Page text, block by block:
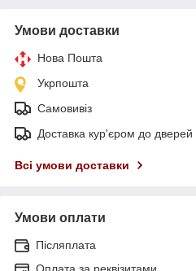
Умови доставки
Нова Пошта
Укрпошта
Самовивіз
Доставка кур'єром до дверей
Всі умови доставки
Умови оплати
Післяплата
Оплата за реквізитами